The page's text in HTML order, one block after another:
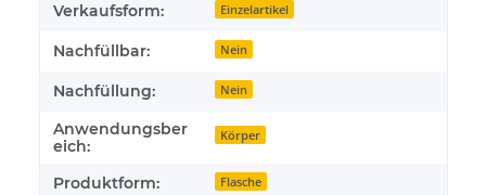
Verkaufsform: Einzelartikel
Nachfüllbar: Nein
Nachfüllung: Nein
Anwendungsber
eich:
Körper
Produktform: Flasche